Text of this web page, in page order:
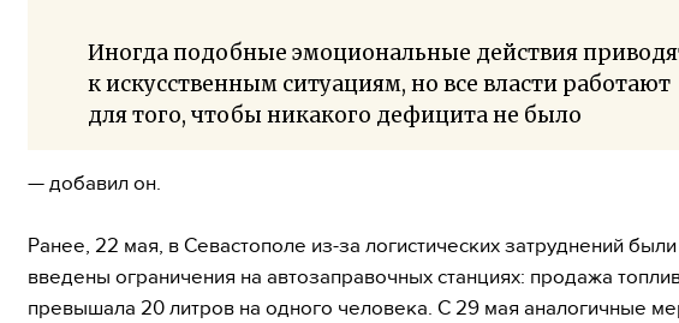
Иногда подобные эмоциональные действия
к искусственным ситуациям, но все власти работают
для того, чтобы никакого дефицита не было
— добавил он.
Ранее, 22 мая, в Севастополе из-за логистических затруднений были
введены ограничения на автозаправочных станциях: продажа
превышала 20 литров на одного человека. С 29 мая аналогичные